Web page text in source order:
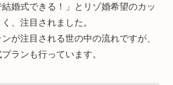
婚式できる！」とリゾ婚希望のカッ
、注目されました。
が注目される世の中の流れですが、
ランも行っています。